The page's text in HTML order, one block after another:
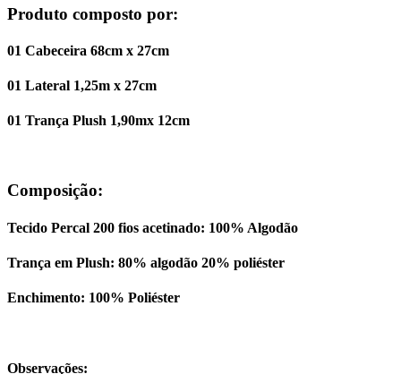
Produto composto por:
01 Cabeceira 68cm x 27cm
01 Lateral 1,25m x 27cm
01 Trança Plush 1,90mx 12cm
Composição:
Tecido Percal 200 fios acetinado: 100% Algodão
Trança em Plush: 80% algodão 20% poliéster
Enchimento: 100% Poliéster
Observações: